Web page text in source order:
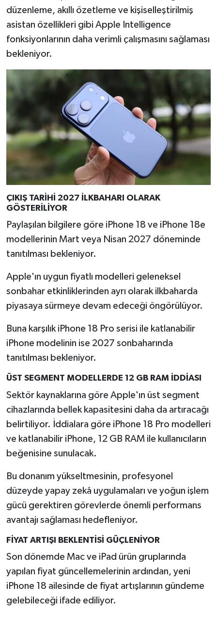
düzenleme, akıllı özetleme ve kişiselleştirilmiş
asistan özellikleri gibi Apple Intelligence
fonksiyonlarının daha verimli çalışmasını sağlaması
bekleniyor.
ÇIKIŞ TARİHİ 2027 İLKBAHARI OLARAK
GÖSTERİLİYOR
Paylaşılan bilgilere göre iPhone 18 ve iPhone 18e
modellerinin Mart veya Nisan 2027 döneminde
tanıtılması bekleniyor.
Apple'ın uygun fiyatlı modelleri geleneksel
sonbahar etkinliklerinden ayrı olarak ilkbaharda
piyasaya sürmeye devam edeceği öngörülüyor.
Buna karşılık iPhone 18 Pro serisi ile katlanabilir
iPhone modelinin ise 2027 sonbaharında
tanıtılması bekleniyor.
ÜST SEGMENT MODELLERDE 12 GB RAM İDDİASI
Sektör kaynaklarına göre Apple'ın üst segment
cihazlarında bellek kapasitesini daha da artıracağı
belirtiliyor. İddialara göre iPhone 18 Pro modelleri
ve katlanabilir iPhone, 12 GB RAM ile kullanıcıların
beğenisine sunulacak.
Bu donanım yükseltmesinin, profesyonel
düzeyde yapay zekâ uygulamaları ve yoğun işlem
gücü gerektiren görevlerde önemli performans
avantajı sağlaması hedefleniyor.
FİYAT ARTIŞI BEKLENTİSİ GÜÇLENİYOR
Son dönemde Mac ve iPad ürün gruplarında
yapılan fiyat güncellemelerinin ardından, yeni
iPhone 18 ailesinde de fiyat artışlarının gündeme
gelebileceği ifade ediliyor.